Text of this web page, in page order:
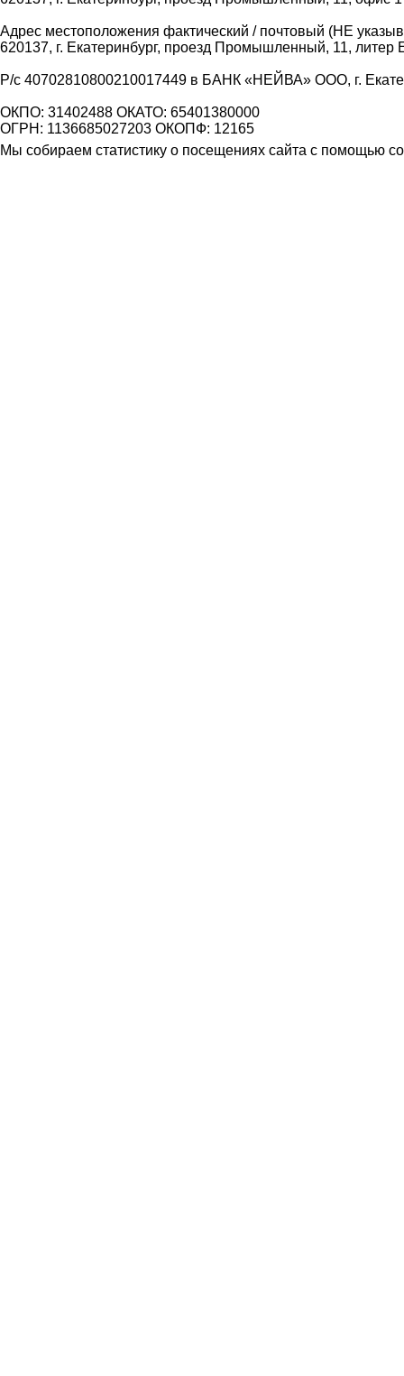
Адрес местоположения фактический / почтовый (НЕ
620137, г. Екатеринбург, проезд Промышленный, 11, литер
Р/с 40702810800210017449 в БАНК «НЕЙВА» ООО, г.
ОКПО: 31402488 ОКАТО: 65401380000
ОГРН: 1136685027203 ОКОПФ: 12165
Мы собираем статистику о посещениях сайта с помощью